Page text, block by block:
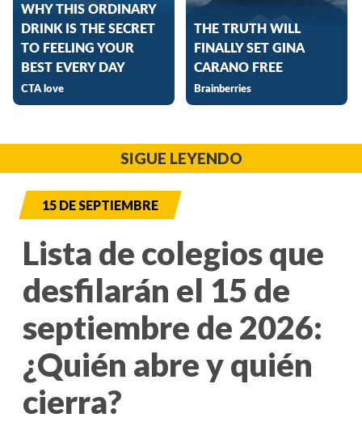
SIGUE LEYENDO
15 DE SEPTIEMBRE
Lista de colegios que
desfilarán el 15 de
septiembre de 2026:
¿Quién abre y quién
cierra?